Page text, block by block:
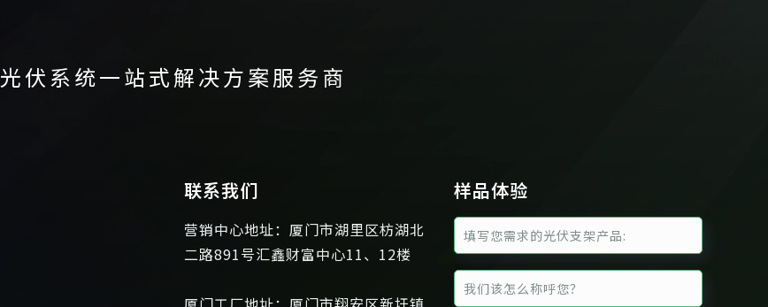
踪支架
东展 工业光伏支架 广东光伏支
架 广州光伏展
伏展会 惠州光伏支架 横排安
装光伏组件
光伏系统一站式解决方案服务商
联系我们
营销中心地址：厦门市湖里区枋湖北
二路891号汇鑫财富中心11、12楼
样品体验